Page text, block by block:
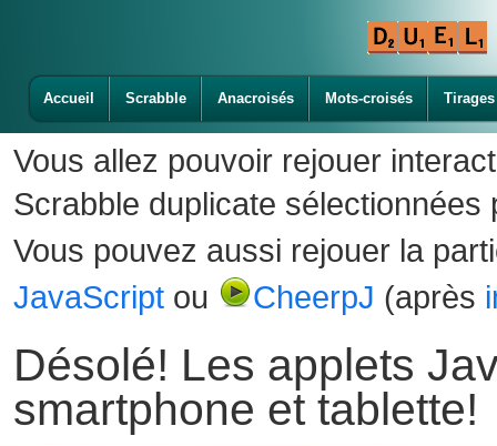
Accueil Scrabble Anacroisés Mots-croisés Tirages
Vous allez pouvoir rejouer
Scrabble duplicate sélectionnées
Vous pouvez aussi rejouer la
JavaScript ou CheerpJ (après
Désolé! Les applets
smartphone et tablette!